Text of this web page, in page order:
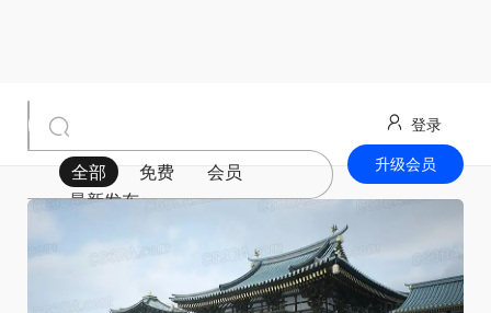
全部 免费
会员
最新发布
登录
升级会员